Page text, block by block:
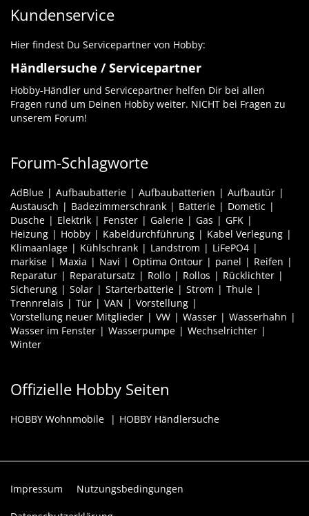
Kundenservice
Hier findest Du Servicepartner von Hobby:
Händlersuche / Servicepartner
Hobby-Händler und Servicepartner helfen Dir bei allen
Fragen rund um Deinen Hobby weiter. NICHT bei Fragen zu
unserem Forum!
Forum-Schlagworte
AdBlue Aufbaubatterie Aufbaubatterien
Aufbautür
Austausch
Badezimmerschrank Batterie
Dometic
Dusche
Elektrik Fenster Galerie Gas
GFK
Heizung
Hobby Kabeldurchführung
Kabel Verlegung
Klimaanlage
Kühlschrank Landstrom
LiFePO4
markise
Maxia Navi Optima Ontour panel
Reifen
Reparatur
Reparatursatz Rollo Rollos
Rücklichter
Sicherung
Solar Starterbatterie Strom
Thule
Trennrelais
Tür VAN
Vorstellung
Vorstellung neuer Mitglieder
VW Wasser
Wasserhahn
Wasser im Fenster
Wasserpumpe
Wechselrichter
Winter
Offizielle Hobby Seiten
HOBBY Wohnmobile HOBBY Händlersuche
Impressum Nutzungsbedingungen